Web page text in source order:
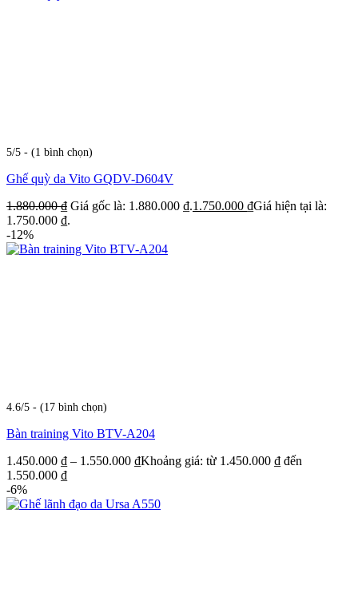
5/5 - (1 bình chọn)
Ghế quỳ da Vito GQDV-D604V
1.880.000₫ Giá gốc là: 1.880.000 ₫.1.750.000 ₫Giá hiện tại là:
1.750.000 ₫.
-12%
4.6/5 - (17 bình chọn)
Bàn training Vito BTV-A204
1.450.000 ₫ – 1.550.000 ₫Khoảng giá: từ 1.450.000 ₫ đến
1.550.000 ₫
-6%